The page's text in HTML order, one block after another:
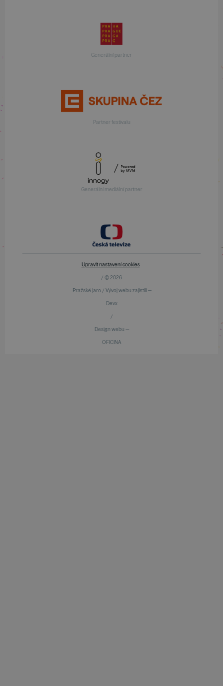
Generální partner
Partner festivalu
Generální mediální partner
Upravit nastavení cookies
/ © 2026
Pražské jaro / Vývoj webu zajistili —
Devx
/
Design webu —
OFICINA